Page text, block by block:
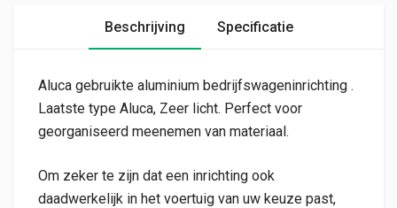
Beschrijving Specificatie
Aluca gebruikte aluminium bedrijfswageninrichting .
Laatste type Aluca, Zeer licht. Perfect voor
georganiseerd meenemen van materiaal.
Om zeker te zijn dat een inrichting ook
daadwerkelijk in het voertuig van uw keuze past,